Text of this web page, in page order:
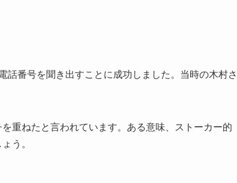
話番号を聞き出すことに成功しました。当時の木村さ
重ねたと言われています。ある意味、ストーカー的
う。